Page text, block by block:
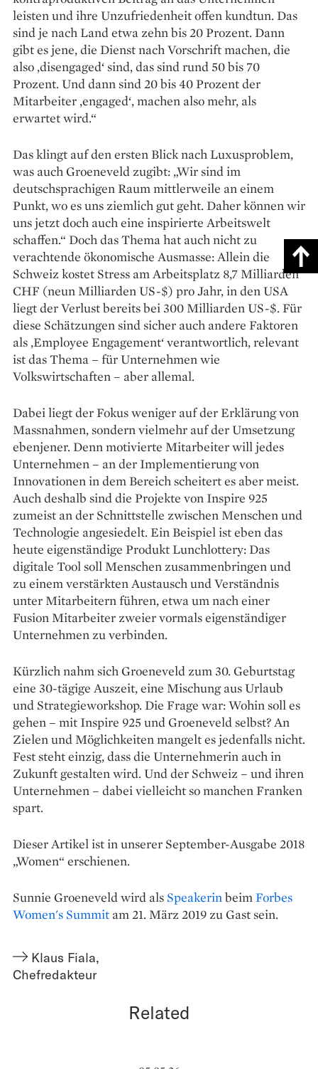
leisten und ihre Unzufriedenheit offen kundtun. Das
sind je nach Land etwa zehn bis 20 Prozent. Dann
gibt es jene, die Dienst nach Vorschrift machen, die
also ‚disengaged‘ sind, das sind rund 50 bis 70
Prozent. Und dann sind 20 bis 40 Prozent der
Mitarbeiter ‚engaged‘, machen also mehr, als
erwartet wird.“
Das klingt auf den ersten Blick nach Luxusproblem,
was auch Groeneveld zugibt: „Wir sind im
deutschsprachigen Raum mittlerweile an einem
Punkt, wo es uns ziemlich gut geht. Daher können wir
uns jetzt doch auch eine inspirierte Arbeitswelt
schaffen.“ Doch das Thema hat auch nicht zu
verachtende ökonomische Ausmasse: Allein die
Schweiz kostet Stress am Arbeitsplatz 8,7 Milliarden
CHF (neun Milliarden US-$) pro Jahr, in den USA
liegt der Verlust bereits bei 300 Milliarden US-$. Für
diese Schätzungen sind sicher auch andere Faktoren
als ‚Employee Engagement‘ verantwortlich, relevant
ist das Thema – für Unternehmen wie
Volkswirtschaften – aber allemal.
Dabei liegt der Fokus weniger auf der Erklärung von
Massnahmen, sondern vielmehr auf der Umsetzung
ebenjener. Denn motivierte Mitarbeiter will jedes
Unternehmen – an der Implementierung von
Innovationen in dem Bereich scheitert es aber meist.
Auch deshalb sind die Projekte von Inspire 925
zumeist an der Schnittstelle zwischen Menschen und
Technologie angesiedelt. Ein Beispiel ist eben das
heute eigenständige Produkt Lunchlottery: Das
digitale Tool soll Menschen zusammenbringen und
zu einem verstärkten Austausch und Verständnis
unter Mitarbeitern führen, etwa um nach einer
Fusion Mitarbeiter zweier vormals eigenständiger
Unternehmen zu verbinden.
Kürzlich nahm sich Groeneveld zum 30. Geburtstag
eine 30-tägige Auszeit, eine Mischung aus Urlaub
und Strategieworkshop. Die Frage war: Wohin soll es
gehen – mit Inspire 925 und Groeneveld selbst? An
Zielen und Möglichkeiten mangelt es jedenfalls nicht.
Fest steht einzig, dass die Unternehmerin auch in
Zukunft gestalten wird. Und der Schweiz – und ihren
Unternehmen – dabei vielleicht so manchen Franken
spart.
Dieser Artikel ist in unserer September-Ausgabe 2018
„Women“ erschienen.
Sunnie Groeneveld wird als SpeakerinbeimForbes
Women's Summit am 21. März 2019 zu Gast sein.
Klaus Fiala,
Chefredakteur
Related